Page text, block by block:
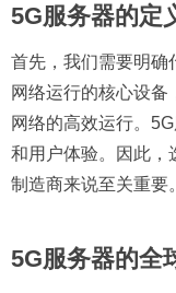
5G服务器的定
首先，我们需要明确
网络运行的核心设备
网络的高效运行。
和用户体验。因此，
制造商来说至关重要。
5G服务器的全